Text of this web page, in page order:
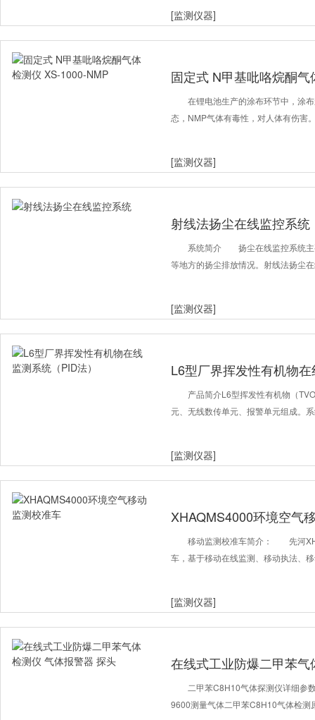
[监测仪器]
固定式 N甲基吡咯烷酮
在锂电池生产的涂布环节中，涂
态，NMP气体有毒性，对人体有伤害
[监测仪器]
射线法扬尘在线监控系统
系统简介 扬尘在线监控系统主
等地方的扬尘排放情况。射线法扬尘
[监测仪器]
L6型厂界挥发性有机物
产品简介L6型挥发性有机物（
元、无线数传单元、报警单元组成。
[监测仪器]
XHAQMS4000环境空气
移动监测校准车简介： 先河
车，基于移动在线监测、移动执法、
[监测仪器]
在线式工业防爆二甲苯
二甲苯C8H10气体探测仪详细参
9600测量气体二甲苯C8H10气体检测